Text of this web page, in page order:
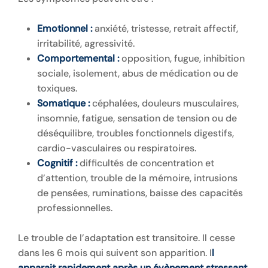
Emotionnel :anxiété, tristesse, retrait affectif,
irritabilité, agressivité.
Comportemental :opposition, fugue, inhibition
sociale, isolement, abus de médication ou de
toxiques.
Somatique :céphalées, douleurs musculaires,
insomnie, fatigue, sensation de tension ou de
déséquilibre, troubles fonctionnels digestifs,
cardio-vasculaires ou respiratoires.
Cognitif :difficultés de concentration et
d’attention, trouble de la mémoire, intrusions
de pensées, ruminations, baisse des capacités
professionnelles.
Le trouble de l’adaptation est transitoire. Il cesse
dans les 6 mois qui suivent son apparition. Il